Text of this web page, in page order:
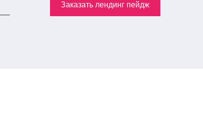
Заказать лендинг пейдж